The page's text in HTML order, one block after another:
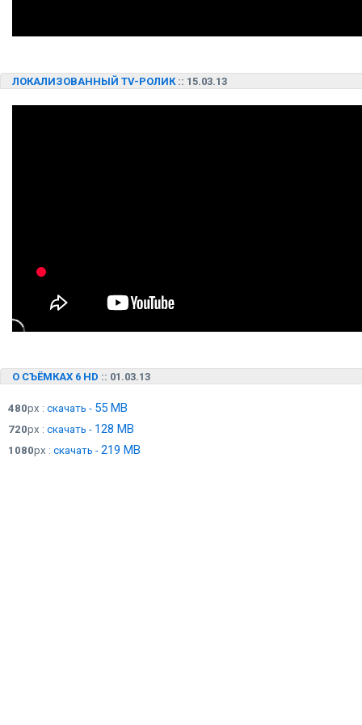
ЛОКАЛИЗОВАННЫЙ TV-РОЛИК :: 15.03.13
О СЪЁМКАХ 6 HD :: 01.03.13
480px : скачать - 55 MB
720px : скачать - 128 MB
1080px : скачать - 219 MB